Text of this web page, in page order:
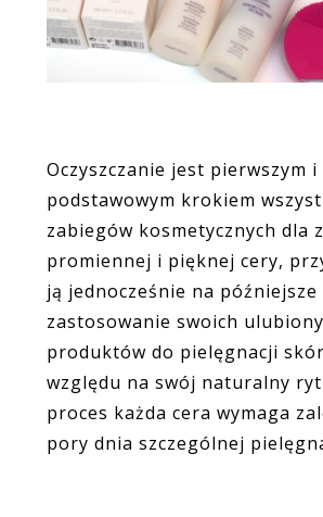
Oczyszczanie jest pierwszym i
podstawowym krokiem
zabiegów kosmetycznych dla
promiennej i pięknej cery,
ją jednocześnie na późniejsze
zastosowanie swoich
produktów do pielęgnacji
względu na swój naturalny
proces każda cera wymaga
pory dnia szczególnej